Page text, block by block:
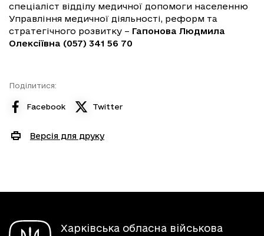
спеціаліст відділу медичної допомоги населенню
Управління медичної діяльності, реформ та
стратегічного розвитку – Гапонова Людмила
Олексіївна (057) 341 56 70
Поділитися:
Facebook Twitter
Версія для друку
Харківська обласна військова